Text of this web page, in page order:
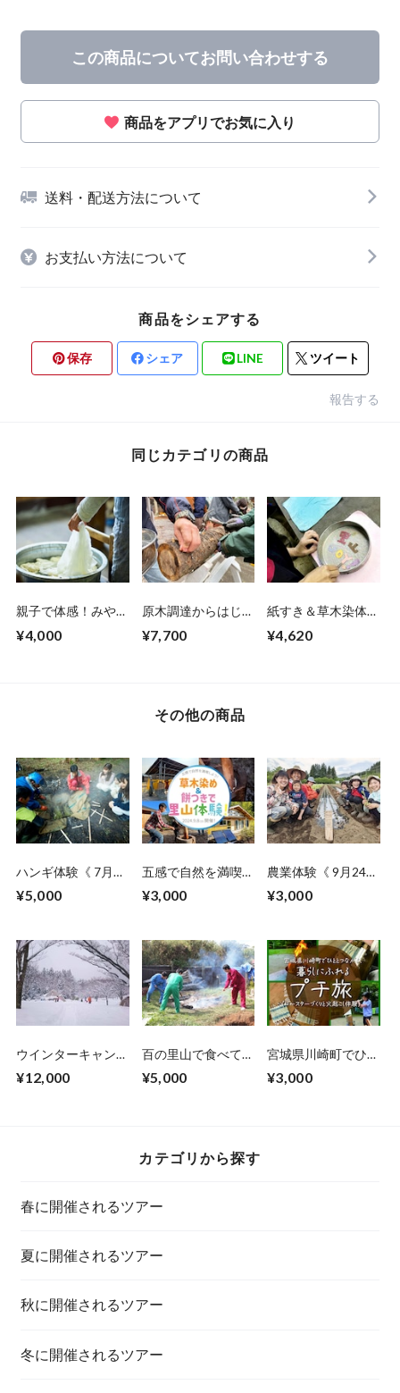
この商品についてお問い合わせする
商品をアプリでお気に入り
送料・配送方法について
お支払い方法について
商品をシェアする
保存 シェア LINE ツイート
報告する
同じカテゴリの商品
親子で体感！みやぎ
住ツアー 季節の草
¥4,000
原木調達からはじめ
日開催》
¥7,700
紙すき＆草木染体験
¥4,620
その他の商品
ハンギ体験《 7月24
日開催》
¥5,000
五感で自然を満喫し
よう！草木染め＆餅
つきで里山体験！
¥3,000
農業体験《 9月24日
開催》
¥3,000
ウインターキャンプ
体験《 2月18・19
日開催》
¥12,000
百の里山で食べて遊
ぼう！《 11月7日開
催》
¥5,000
宮城県川崎町でひと
とつながる、くらし
にふれるプチ旅（コ
¥3,000
カテゴリから探す
春に開催されるツアー
夏に開催されるツアー
秋に開催されるツアー
冬に開催されるツアー